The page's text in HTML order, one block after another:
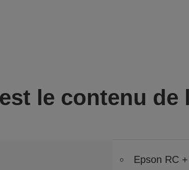
le contenu de
Epson RC